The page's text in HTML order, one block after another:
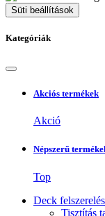
Süti beállítások
Kategóriák
Akciós termékek
Akció
Népszerű
Top
Deck felszerelés
Tisztítás